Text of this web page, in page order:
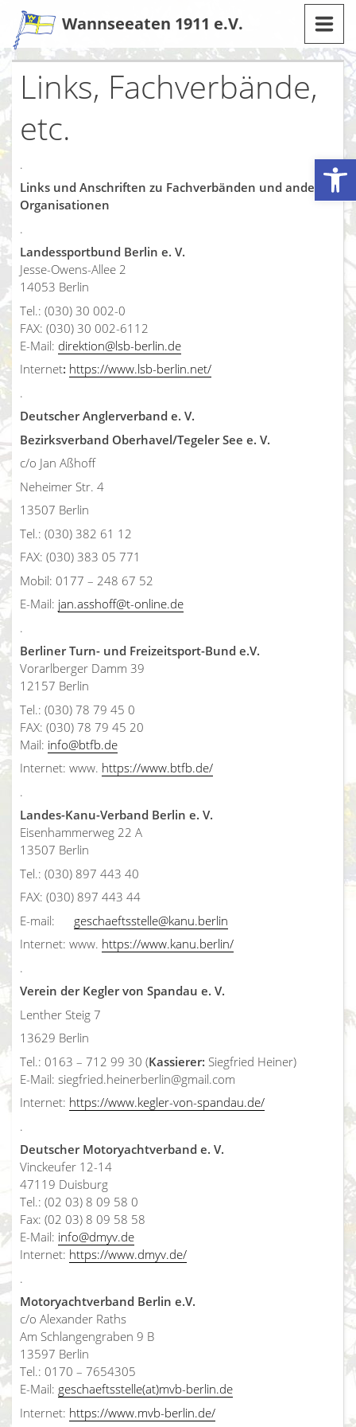
Werkzeugleiste öffnen
Zum
Inhalt
Wannseeaten 1911 e.V.
Links, Fachverbände,
etc.
.
Links und Anschriften zu Fachverbänden und anderen
Organisationen
.
Landessportbund Berlin e. V.
Jesse-Owens-Allee 2
14053 Berlin
Tel.: (030) 30 002-0
FAX: (030) 30 002-6112
E-Mail: direktion@lsb-berlin.de
Internet: https://www.lsb-berlin.net/
.
Deutscher Anglerverband e. V.
Bezirksverband Oberhavel/Tegeler See e. V.
c/o Jan Aßhoff
Neheimer Str. 4
13507 Berlin
Tel.: (030) 382 61 12
FAX: (030) 383 05 771
Mobil: 0177 – 248 67 52
E-Mail: jan.asshoff@t-online.de
.
Berliner Turn- und Freizeitsport-Bund e.V.
Vorarlberger Damm 39
12157 Berlin
Tel.: (030) 78 79 45 0
FAX: (030) 78 79 45 20
Mail: info@btfb.de
Internet: www. https://www.btfb.de/
.
Landes-Kanu-Verband Berlin e. V.
Eisenhammerweg 22 A
13507 Berlin
Tel.: (030) 897 443 40
FAX: (030) 897 443 44
E-mail: geschaeftsstelle@kanu.berlin
Internet: www. https://www.kanu.berlin/
.
Verein der Kegler von Spandau e. V.
Lenther Steig 7
13629 Berlin
Tel.: 0163 – 712 99 30 (Kassierer: Siegfried Heiner)
E-Mail: siegfried.heinerberlin@gmail.com
Internet: https://www.kegler-von-spandau.de/
.
Deutscher Motoryachtverband e. V.
Vinckeufer 12-14
47119 Duisburg
Tel.: (02 03) 8 09 58 0
Fax: (02 03) 8 09 58 58
E-Mail: info@dmyv.de
Internet: https://www.dmyv.de/
.
Motoryachtverband Berlin e.V.
c/o Alexander Raths
Am Schlangengraben 9 B
13597 Berlin
Tel.: 0170 – 7654305
E-Mail: geschaeftsstelle(at)mvb-berlin.de
Internet: https://www.mvb-berlin.de/